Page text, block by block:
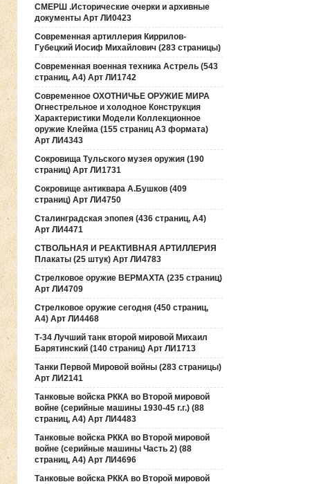
СМЕРШ .Исторические очерки и архивные
документы Арт ЛИ0423
Современная артиллерия Киррилов-
Губецкий Иосиф Михайлович (283 страницы)
Современная военная техника Астрель (543
страниц, А4) Арт ЛИ1742
Современное ОХОТНИЧЬЕ ОРУЖИЕ МИРА
Огнестрельное и холодное Конструкция
Характеристики Модели Коллекционное
оружие Клейма (155 страниц А3 формата)
Арт ЛИ4343
Сокровища Тульского музея оружия (190
cтраниц) Арт ЛИ1731
Сокровище антиквара А.Бушков (409
страниц) Арт ЛИ4750
Сталинградская эпопея (436 страниц, А4)
Арт ЛИ4471
СТВОЛЬНАЯ И РЕАКТИВНАЯ АРТИЛЛЕРИЯ
Плакаты (25 штук) Арт ЛИ4783
Стрелковое оружие ВЕРМАХТА (235 страниц)
Арт ЛИ4709
Стрелковое оружие сегодня (450 страниц,
А4) Арт ЛИ4468
Т-34 Лучший танк второй мировой Михаил
Барятинский (140 страниц) Арт ЛИ1713
Танки Первой Мировой войны (283 страницы)
Арт ЛИ2141
Танковые войска РККА во Второй мировой
войне (серийные машины 1930-45 г.г.) (88
страниц, А4) Арт ЛИ4483
Танковые войска РККА во Второй мировой
войне (серийные машины Часть 2) (88
страниц, А4) Арт ЛИ4696
Танковые войска РККА во Второй мировой